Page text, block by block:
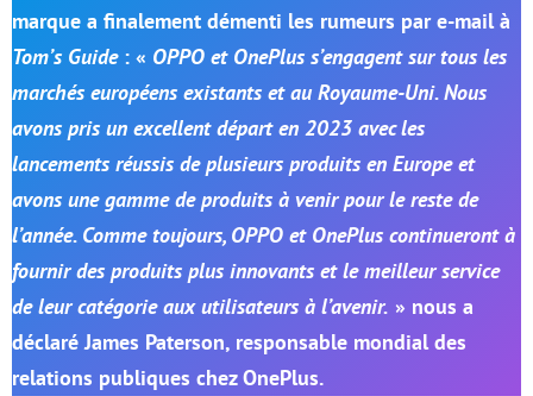
marque a finalement démenti les rumeurs par e-mail à
Tom’s Guide : « OPPO et OnePlus s’engagent sur tous les
marchés européens existants et au Royaume-Uni. Nous
avons pris un excellent départ en 2023 avec les
lancements réussis de plusieurs produits en Europe et
avons une gamme de produits à venir pour le reste de
l’année. Comme toujours, OPPO et OnePlus continueront à
fournir des produits plus innovants et le meilleur service
de leur catégorie aux utilisateurs à l’avenir. » nous a
déclaré James Paterson, responsable mondial des
relations publiques chez OnePlus.